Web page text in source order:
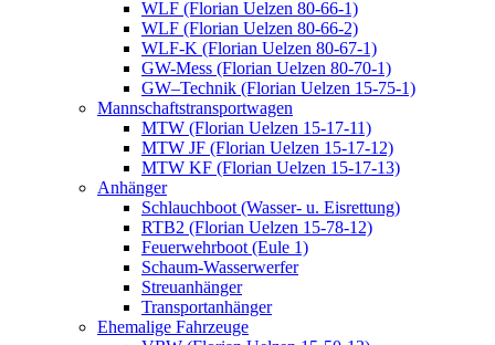
WLF (Florian Uelzen 80-66-1)
WLF (Florian Uelzen 80-66-2)
WLF-K (Florian Uelzen 80-67-1)
GW-Mess (Florian Uelzen 80-70-1)
GW–Technik (Florian Uelzen 15-75-1)
Mannschaftstransportwagen
MTW (Florian Uelzen 15-17-11)
MTW JF (Florian Uelzen 15-17-12)
MTW KF (Florian Uelzen 15-17-13)
Anhänger
Schlauchboot (Wasser- u. Eisrettung)
RTB2 (Florian Uelzen 15-78-12)
Feuerwehrboot (Eule 1)
Schaum-Wasserwerfer
Streuanhänger
Transportanhänger
Ehemalige Fahrzeuge